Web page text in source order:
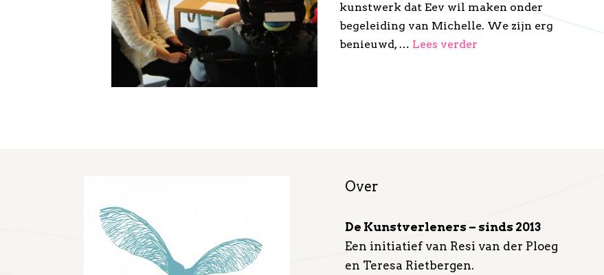
kunstwerk dat Eev wil maken onder
begeleiding van Michelle. We zijn erg
benieuwd, … Lees verder
Over
De Kunstverleners – sinds 2013
Een initiatief van Resi van der Ploeg
en Teresa Rietbergen.